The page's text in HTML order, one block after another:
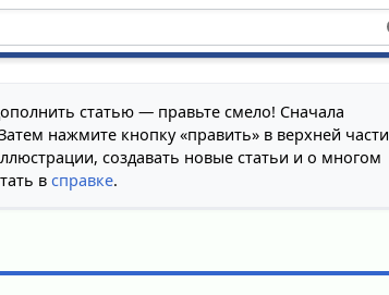
статью — правьте смело! Сначала
нажмите кнопку «править» в верхней части
создавать новые статьи и о многом
в справке.